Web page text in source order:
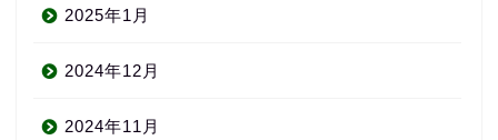
2025年1月
2024年12月
2024年11月